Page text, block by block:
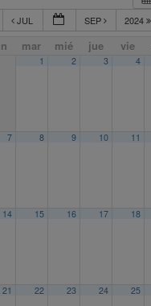
JUL SEP 2024
mar mié jue vie
1 2 3 4
7 8 9 10 11
14 15 16 17 18
21 22 23 24 25